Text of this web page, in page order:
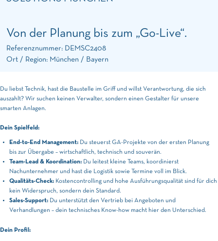
Von der Planung bis zum „Go-Live“.
Referenznummer: DEMSC2408
Ort / Region: München / Bayern
Du liebst Technik, hast die Baustelle im Griff und willst Verantwortung, die sich
auszahlt? Wir suchen keinen Verwalter, sondern einen Gestalter für unsere
smarten Anlagen.
Dein Spielfeld:
End-to-End Management: Du steuerst GA-Projekte von der ersten Planung
bis zur Übergabe – wirtschaftlich, technisch und souverän.
Team-Lead & Koordination: Du leitest kleine Teams, koordinierst
Nachunternehmer und hast die Logistik sowie Termine voll im Blick.
Qualitäts-Check: Kostencontrolling und hohe Ausführungsqualität sind für dich
kein Widerspruch, sondern dein Standard.
Sales-Support: Du unterstützt den Vertrieb bei Angeboten und
Verhandlungen – dein technisches Know-how macht hier den Unterschied.
Dein Profil: